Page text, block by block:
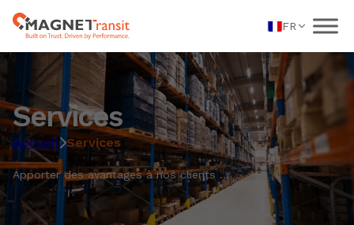
FR
Services
Accueil Services
Apporter des avantages à nos clients …